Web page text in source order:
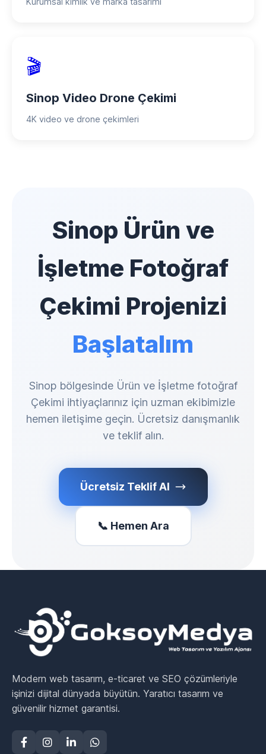
🎬
Sinop Video Drone Çekimi
4K video ve drone çekimleri
Sinop Ürün ve
İşletme Fotoğraf
Çekimi Projenizi
Başlatalım
Sinop bölgesinde Ürün ve İşletme fotoğraf
Çekimi ihtiyaçlarınız için uzman ekibimizle
hemen iletişime geçin. Ücretsiz danışmanlık
ve teklif alın.
Ücretsiz Teklif Al
📞 Hemen Ara
Modern web tasarım, e-ticaret ve SEO çözümleriyle
işinizi dijital dünyada büyütün. Yaratıcı tasarım ve
güvenilir hizmet garantisi.